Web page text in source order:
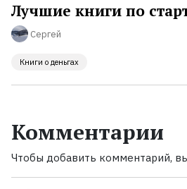
Лучшие книги по
Сергей
Книги о деньгах
Комментарии
Чтобы добавить комментарий,